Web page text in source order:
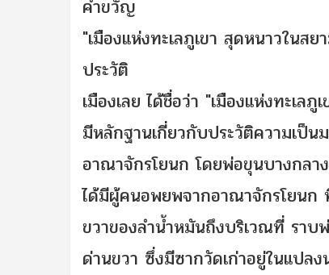
คำขวัญ
"เมืองแห่งทะเลภูเขา สุดหนาวในส
ประวัติ
เมืองเลย ได้ชื่อว่า "เมืองแห่งทะเล
มีหลักฐานเกี่ยวกับประวัติความเป็
อาณาจักรโยนก โดยพ่อขุนบางกลา
ได้มีผู้คนอพยพจากอาณาจักรโยนก
ขวาของลำน้ำหมันถึงบริเวณที่ ราบ
ด่านขวา ซึ่งมีซากวัดเก่าอยู่ในแปล